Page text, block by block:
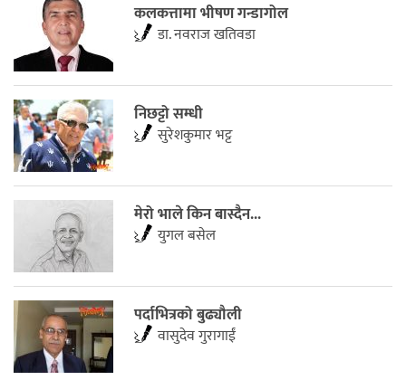
कलकत्तामा भीषण गन्डागोल
डा. नवराज खतिवडा
निछट्टो सम्धी
सुरेशकुमार भट्ट
मेरो भाले किन बास्दैन...
युगल बसेल
पर्दाभित्रको बुढ्यौली
वासुदेव गुरागाईं